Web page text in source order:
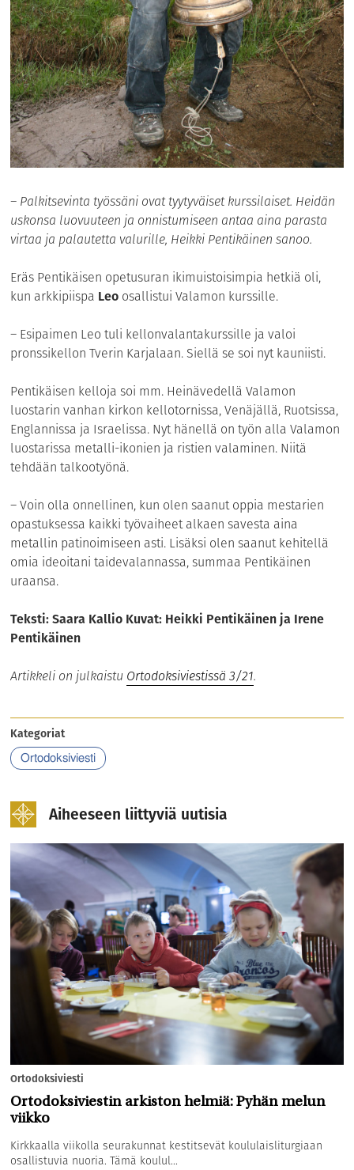
– Palkitsevinta työssäni ovat tyytyväiset kurssilaiset. Heidän
uskonsa luovuuteen ja onnistumiseen antaa aina parasta
virtaa ja palautetta valurille, Heikki Pentikäinen sanoo.
Eräs Pentikäisen opetusuran ikimuistoisimpia hetkiä oli,
kun arkkipiispa Leo osallistui Valamon kurssille.
– Esipaimen Leo tuli kellonvalantakurssille ja valoi
pronssikellon Tverin Karjalaan. Siellä se soi nyt kauniisti.
Pentikäisen kelloja soi mm. Heinävedellä Valamon
luostarin vanhan kirkon kellotornissa, Venäjällä, Ruotsissa,
Englannissa ja Israelissa. Nyt hänellä on työn alla Valamon
luostarissa metalli-ikonien ja ristien valaminen. Niitä
tehdään talkootyönä.
– Voin olla onnellinen, kun olen saanut oppia mestarien
opastuksessa kaikki työvaiheet alkaen savesta aina
metallin patinoimiseen asti. Lisäksi olen saanut kehitellä
omia ideoitani taidevalannassa, summaa Pentikäinen
uraansa.
Teksti: Saara Kallio Kuvat: Heikki Pentikäinen ja Irene
Pentikäinen
Artikkeli on julkaistu Ortodoksiviestissä 3/21.
Kategoriat
Ortodoksiviesti
Aiheeseen liittyviä uutisia
Ortodoksiviesti
Ortodoksiviestin arkiston helmiä: Pyhän melun
viikko
Kirkkaalla viikolla seurakunnat kestitsevät koululaisliturgiaan
osallistuvia nuoria. Tämä koulul...